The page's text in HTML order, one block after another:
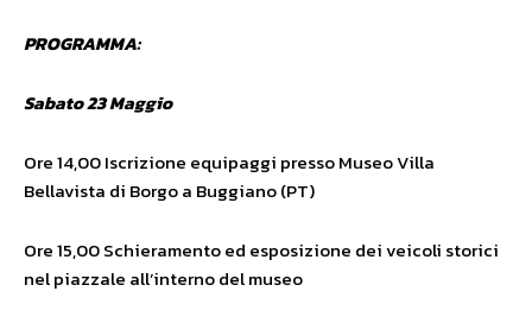
PROGRAMMA:
Sabato 23 Maggio
Ore 14,00 Iscrizione equipaggi presso Museo Villa
Bellavista di Borgo a Buggiano (PT)
Ore 15,00 Schieramento ed esposizione dei veicoli storici
nel piazzale all’interno del museo